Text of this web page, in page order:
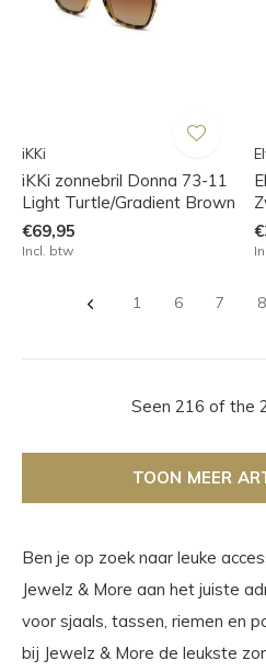
iKKi
iKKi zonnebril Donna 73-11
Light Turtle/Gradient Brown
€69,95
Incl. btw
1 6 7 8
Seen 216 of the
TOON MEER
Ben je op zoek naar leuke
Jewelz & More aan het juiste
voor sjaals, tassen, riemen en
bij Jewelz & More de leukste